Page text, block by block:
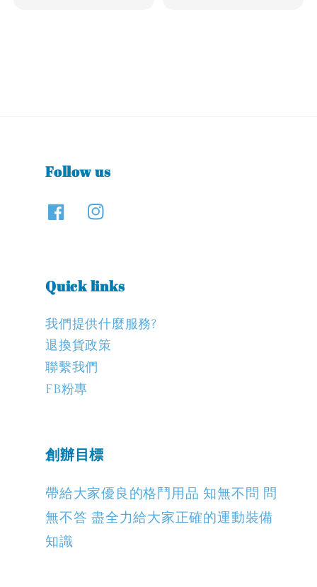
Follow us
Quick links
我們提供什麼服務?
退換貨政策
聯繫我們
FB粉專
創辦目標
帶給大家優良的格鬥用品 知無不問 問
無不答 盡全力給大家正確的運動裝備
知識